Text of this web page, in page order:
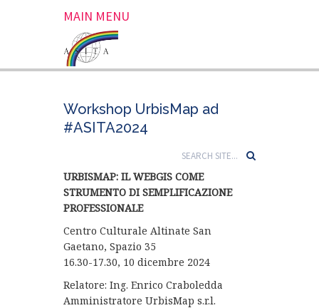
MAIN MENU
Workshop UrbisMap ad
#ASITA2024
URBISMAP: IL WEBGIS COME
STRUMENTO DI SEMPLIFICAZIONE
PROFESSIONALE
Centro Culturale Altinate San
Gaetano, Spazio 35
16.30-17.30, 10 dicembre 2024
Relatore: Ing. Enrico Craboledda
Amministratore UrbisMap s.r.l.